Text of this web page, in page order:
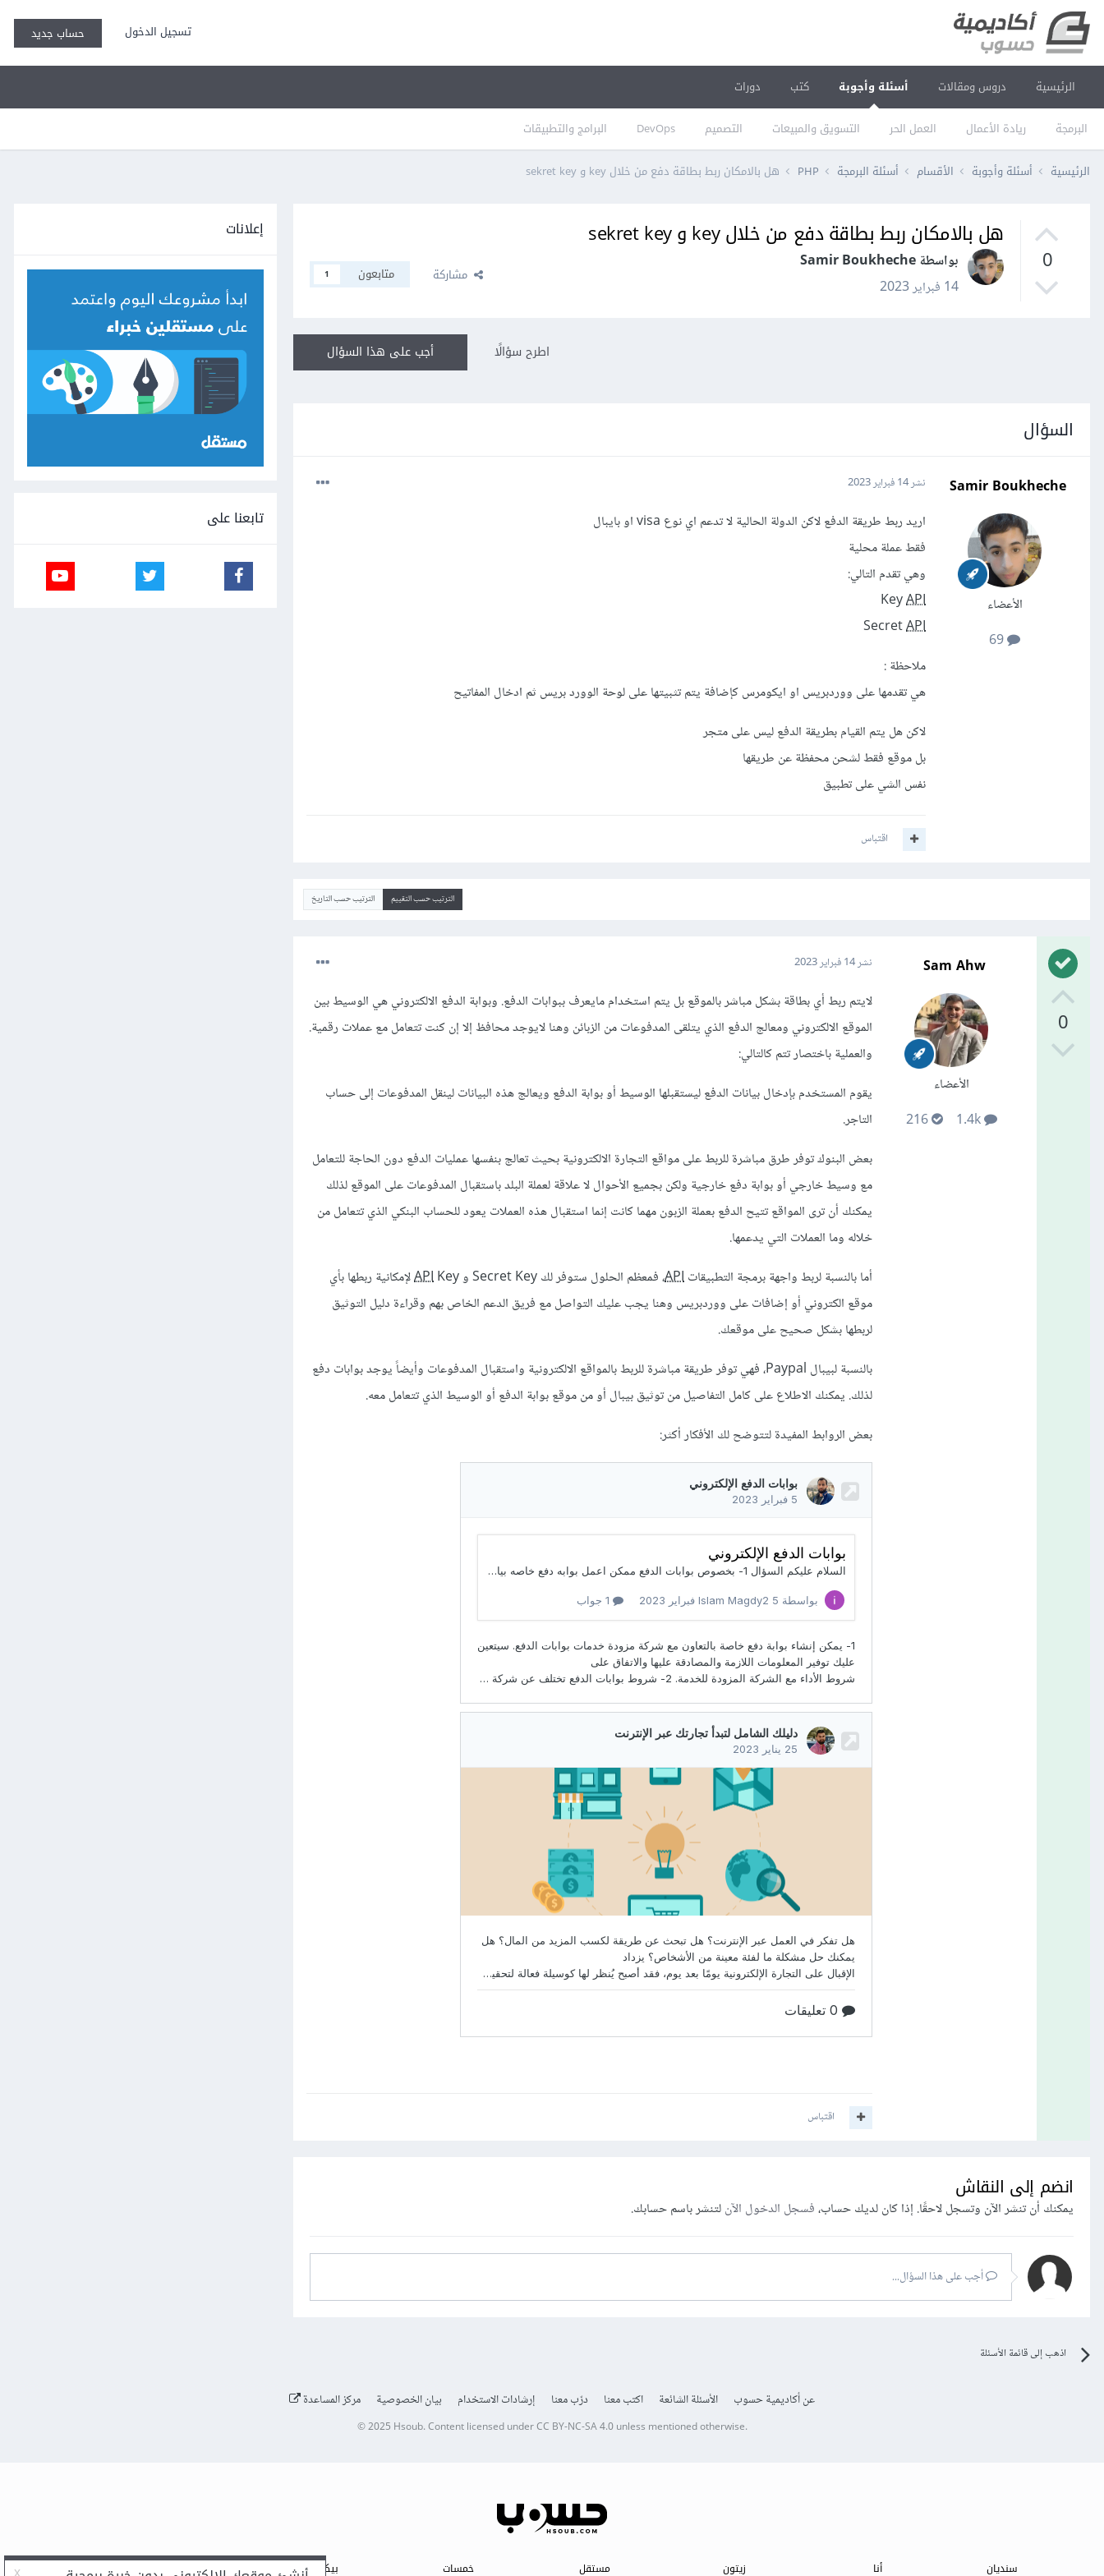
تسجيل الدخول حساب جديد
الرئيسية دروس ومقالات أسئلة وأجوبة
البرمجة ريادة الأعمال العمل الحر التسويق والمبيعات التصميم DevOps البرامج والتطبيقات
كتب دورات
الرئيسية أسئلة وأجوبة الأقسام أسئلة البرمجة PHP هل بالامكان ربط بطاقة دفع من خلال key و sekret key
0
هل بالامكان ربط بطاقة دفع من خلال key و sekret key
بواسطة Samir Boukheche
14 فبراير 2023
مشاركة متابعون 1
أجب على هذا السؤال اطرح سؤالًا
السؤال
Samir Boukheche
الأعضاء
نشر14 فبراير 2023
اريد ربط طريقة الدفع لاكن الدولة الحالية لا تدعم اي نوع visa او بايبال
فقط عملة محلية
وهي تقدم التالي:
KeyAPI
SecretAPI
ملاحظة :
هي تقدمها على ووردبريس او ايكومرس كإضافة يتم تثبيتها على لوحة الوورد بريس ثم ادخال المفاتيح
لاكن هل يتم القيام بطريقة الدفع ليس على متجر
بل موقع فقط لشحن محفظة عن طريقها
نفس الشي على تطبيق
اقتباس
الترتيب حسب التقييم الترتيب حسب التاريخ
0
Sam Ahw
الأعضاء
1.4k
216
نشر14 فبراير 2023
لايتم ربط أي بطاقة بشكل مباشر بالموقع بل يتم استخدام مايعرف ببوابات الدفع. وبوابة الدفع الالكتروني هي الوسيط بين
الموقع الالكتروني ومعالج الدفع الذي يتلقى المدفوعات من الزبائن وهنا لايوجد محافظ إلا إن كنت تتعامل مع عملات رقمية.
والعملية باختصار تتم كالتالي:
يقوم المستخدم بإدخال بيانات الدفع ليستقبلها الوسيط أو بوابة الدفع ويعالج هذه البيانات لينقل المدفوعات إلى حساب
التاجر.
بعض البنوك توفر طرق مباشرة للربط على مواقع التجارة الالكترونية بحيث تعالج بنفسها عمليات الدفع دون الحاجة للتعامل
مع وسيط خارجي أو بوابة دفع خارجية ولكن بجميع الأحوال لا علاقة لعملة البلد باستقبال المدفوعات على الموقع لذلك
يمكنك أن ترى المواقع تتيح الدفع بعملة الزبون مهما كانت إنما استقبال هذه العملات يعود للحساب البنكي الذي تتعامل من
خلاله وما العملات التي يدعمها.
أما بالنسبة لربط واجهة برمجة التطبيقاتAPI، فمعظم الحلول ستوفر لك Secret Key و APIKey لإمكانية ربطها بأي
موقع الكتروني أو إضافات على ووردبريس وهنا يجب عليك التواصل مع فريق الدعم الخاص بهم وقراءة دليل التوثيق
لربطها بشكل صحيح على موقعك.
بالنسبة لبيبال Paypal، فهي توفر طريقة مباشرة للربط بالمواقع الالكترونية واستقبال المدفوعات وأيضاً يوجد بوابات دفع
لذلك. يمكنك الاطلاع على كامل التفاصيل من توثيق بيبال أو من موقع بوابة الدفع أو الوسيط الذي تتعامل معه.
بعض الروابط المفيدة لتتوضح لك الأفكار أكثر:
اقتباس
انضم إلى النقاش
يمكنك أن تنشر الآن وتسجل لاحقًا. إذا كان لديك حساب،فسجل الدخول الآنلتنشر باسم حسابك.
أجب على هذا السؤال...
اذهب إلى قائمة الأسئلة
إعلانات
تابعنا على
عن أكاديمية حسوب الأسئلة الشائعة اكتب معنا درّب معنا إرشادات الاستخدام بيان الخصوصية مركز المساعدة
© 2025 Hsoub.Content licensed underCC BY-NC-SA 4.0unless mentioned otherwise.